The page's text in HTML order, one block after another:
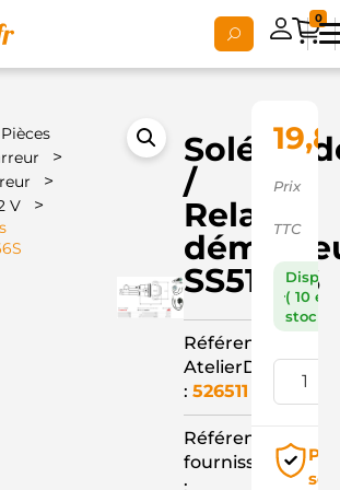
0
Pièces
>
>
V >
/
Relais
SS5166S
Référence
AtelierD
:526511
Référence
fournisseur
Prix
TTC
( 10 en
stock )